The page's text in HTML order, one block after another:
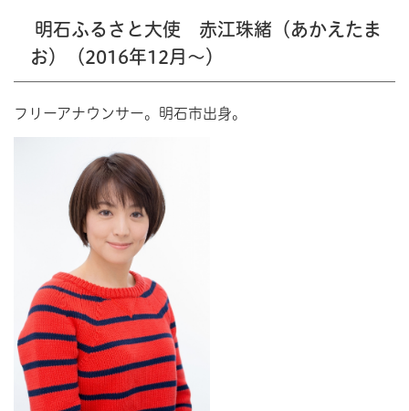
明石ふるさと大使 赤江珠緒（あかえたま
お）（2016年12月～）
フリーアナウンサー。明石市出身。